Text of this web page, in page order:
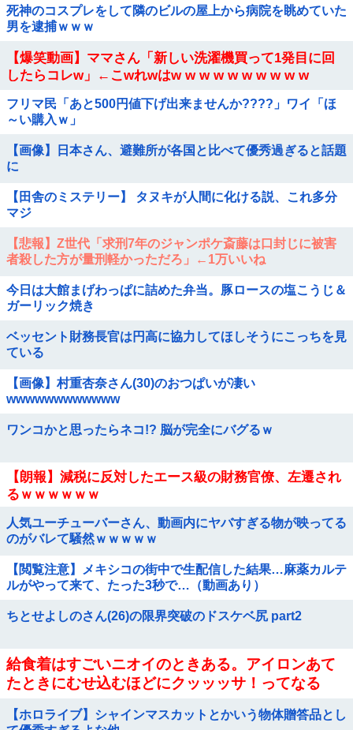
死神のコスプレをして隣のビルの屋上から病院を眺めていた
男を逮捕ｗｗｗ
【爆笑動画】ママさん「新しい洗濯機買って1発目に回
したらコレw」←こwれwはw w w w w w w w w w
フリマ民「あと500円値下げ出来ませんか????」ワイ「ほ
～い購入ｗ」
【画像】日本さん、避難所が各国と比べて優秀過ぎると話題
に
【田舎のミステリー】 タヌキが人間に化ける説、これ多分
マジ
【悲報】Z世代「求刑7年のジャンポケ斎藤は口封じに被害
者殺した方が量刑軽かっただろ」←1万いいね
今日は大館まげわっぱに詰めた弁当。豚ロースの塩こうじ＆
ガーリック焼き
ベッセント財務長官は円高に協力してほしそうにこっちを見
ている
【画像】村重杏奈さん(30)のおつぱいが凄い
wwwwwwwwwwww
ワンコかと思ったらネコ!? 脳が完全にバグるｗ
【朗報】減税に反対したエース級の財務官僚、左遷され
るｗｗｗｗｗｗ
人気ユーチューバーさん、動画内にヤバすぎる物が映ってる
のがバレて騒然ｗｗｗｗｗ
【閲覧注意】メキシコの街中で生配信した結果…麻薬カルテ
ルがやって来て、たった3秒で…（動画あり）
ちとせよしのさん(26)の限界突破のドスケベ尻 part2
給食着はすごいニオイのときある。アイロンあて
たときにむせ込むほどにクッッッサ！ってなる
【ホロライブ】シャインマスカットとかいう物体贈答品とし